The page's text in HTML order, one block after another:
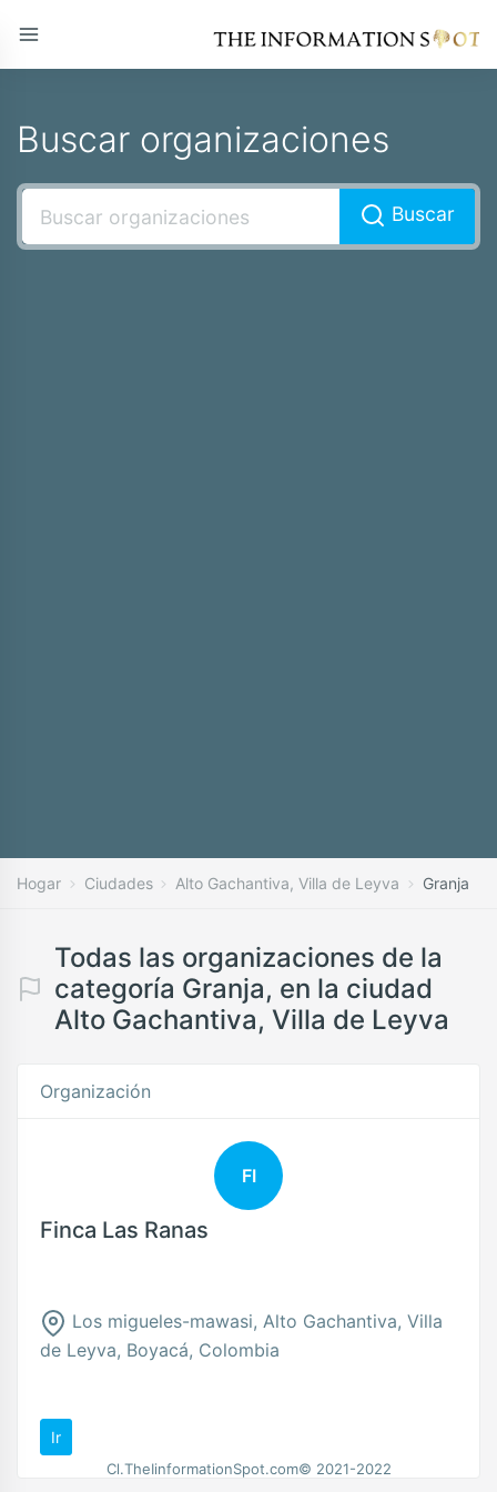
Buscar organizaciones
Buscar
Hogar Ciudades Alto Gachantiva, Villa de Leyva Granja
Todas las organizaciones de la
categoría Granja, en la ciudad
Alto Gachantiva, Villa de Leyva
Organización
FI
Finca Las Ranas
Los migueles-mawasi, Alto Gachantiva, Villa
de Leyva, Boyacá, Colombia
Ir
Cl.TheIinformationSpot.com© 2021-2022